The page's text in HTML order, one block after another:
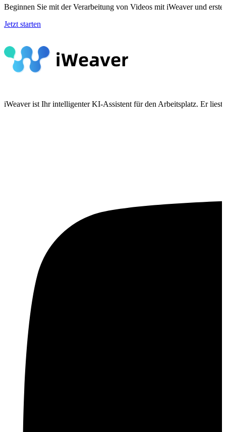
Beginnen Sie mit der Verarbeitung von Videos mit iWeaver und
Jetzt starten
iWeaver ist Ihr intelligenter KI-Assistent für den Arbeitsplatz. Er